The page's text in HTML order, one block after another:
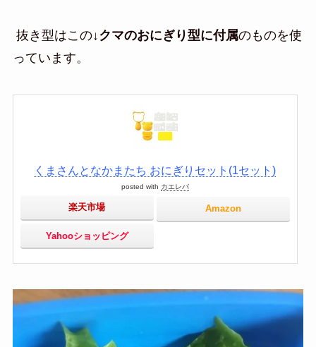
抜き型はこの↓クマのおにぎり型に付属のものを使
っています。
くまさんとなかまたち おにぎりセット(1セット)
posted with カエレバ
楽天市場 Amazon
Yahooショッピング